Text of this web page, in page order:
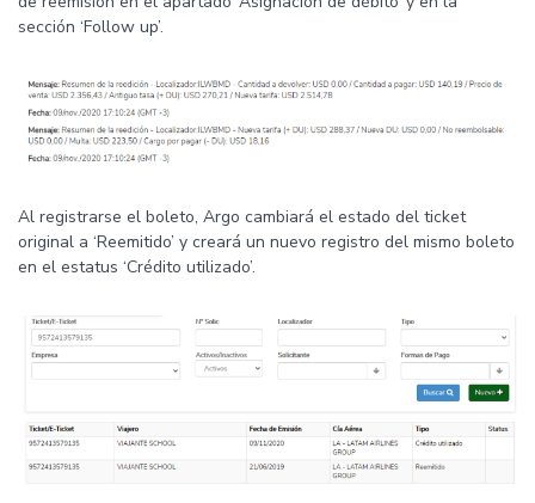
sección ‘Follow up’.
Al registrarse el boleto, Argo cambiará el estado del ticket
original a ‘Reemitido’ y creará un nuevo registro del mismo boleto
en el estatus ‘Crédito utilizado’.